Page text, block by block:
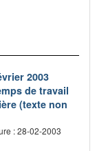
2003
de travail
(texte non
: 28-02-2003